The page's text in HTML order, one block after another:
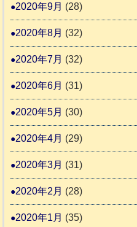
2020年9月 (28)
2020年8月 (32)
2020年7月 (32)
2020年6月 (31)
2020年5月 (30)
2020年4月 (29)
2020年3月 (31)
2020年2月 (28)
2020年1月 (35)